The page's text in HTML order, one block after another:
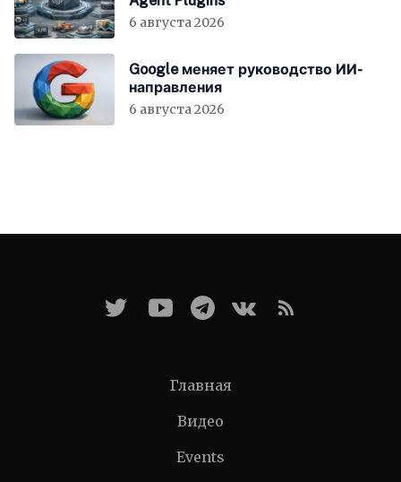
6 августа 2026
Google меняет руководство ИИ-
направления
6 августа 2026
Главная
Видео
Events